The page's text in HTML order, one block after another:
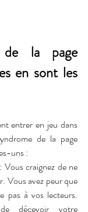
de la page
en sont les
entrer en jeu dans
de la page
uns :
craignez de ne
Vous avez peur que
pas à vos lecteurs.
décevoir votre